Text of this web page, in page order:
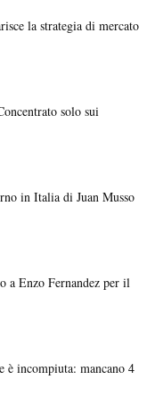
la strategia di mercato
solo sui
in Italia di Juan Musso
a Enzo Fernandez per il
è incompiuta: mancano 4